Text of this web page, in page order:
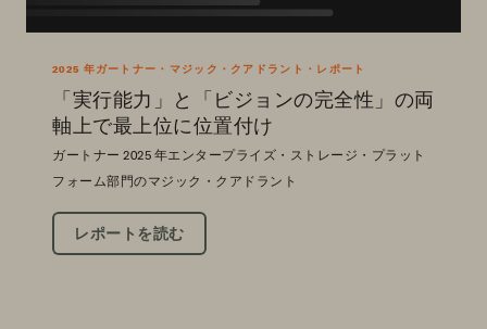
2025 年ガートナー・マジック・クアドラント・レポート
「実行能力」と「ビジョンの完全性」の両
軸上で最上位に位置付け
ガートナー 2025 年エンタープライズ・ストレージ・プラット
フォーム部門のマジック・クアドラント
レポートを読む